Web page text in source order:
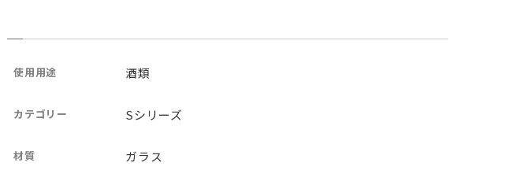
使用用途 酒類
カテゴリー Sシリーズ
材質 ガラス